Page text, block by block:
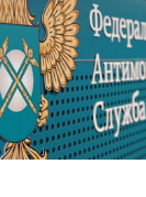
расписание,
пользователям
просто
в
станет вообще